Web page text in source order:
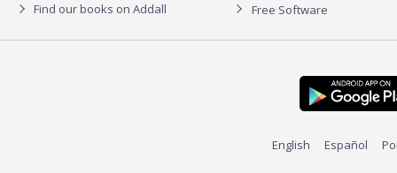
Find our books on Addall
Free Software
English Español